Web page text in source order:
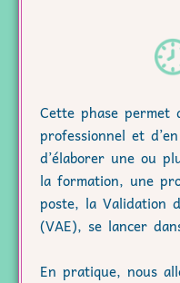
Cette phase
professionnel et
d’élaborer une ou
la formation, une
poste, la Validation
(VAE), se lancer
En pratique, nous